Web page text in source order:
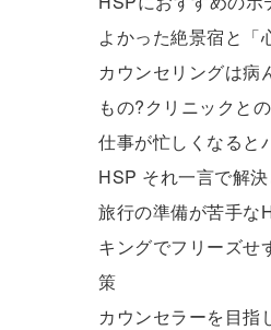
よかった絶景宿と「
カウンセリングは病
もの?クリニックと
仕事が忙しくなると
HSP それ一言で解
旅行の準備が苦手な
キングでフリーズせ
策
カウンセラーを目指